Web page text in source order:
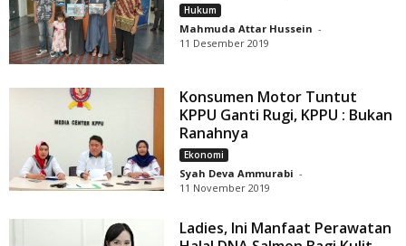
Hukum
Mahmuda Attar Hussein -
11 Desember 2019
Konsumen Motor Tuntut
KPPU Ganti Rugi, KPPU : Bukan
Ranahnya
Ekonomi
Syah Deva Ammurabi -
11 November 2019
Ladies, Ini Manfaat Perawatan